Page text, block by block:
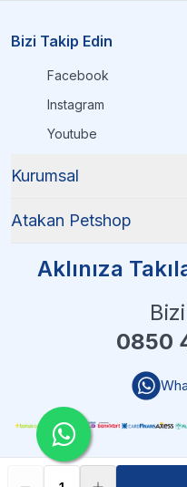
Bizi Takip Edin
Facebook
Instagram
Youtube
Kurumsal
Atakan Petshop
Aklınıza
0850